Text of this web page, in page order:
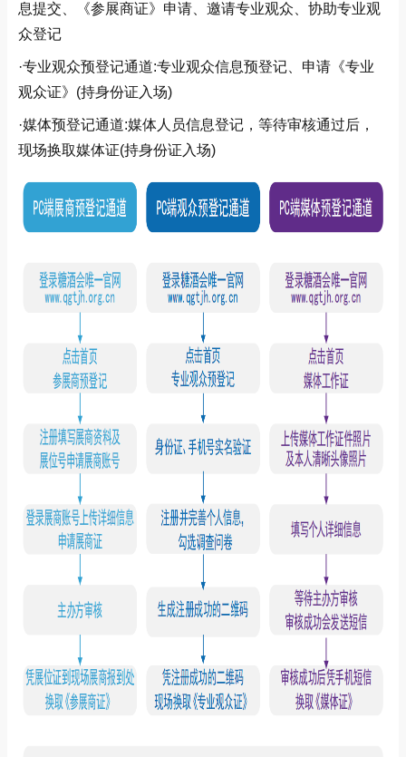
息提交、《参展商证》申请、邀请专业观众、协助专业观
众登记
·专业观众预登记通道:专业观众信息预登记、申请《专业
观众证》(持身份证入场)
·媒体预登记通道:媒体人员信息登记，等待审核通过后，
现场换取媒体证(持身份证入场)